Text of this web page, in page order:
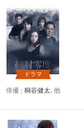
ドラマ
俳優 桐谷健太､他